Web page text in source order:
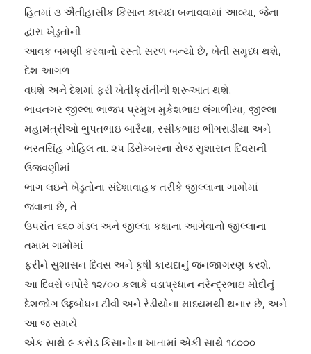
હિતમાં ૩ ઐતીહાસીક કિસાન કાયદા બનાવવામાં આવ્યા, જેના
દ્વારા ખેડુતોની
આવક બમણી કરવાનો રસ્તો સરળ બન્યો છે, ખેતી સમૃધ્ધ થશે,
દેશ આગળ
વધશે અને દેશમાં ફરી ખેતીક્રાંતીની શરૂઆત થશે.
ભાવનગર જીલ્લા ભાજ૫ પ્રમુખ મુકેશભાઇ લંગાળીયા, જીલ્લા
મહામંત્રીઓ ભુ૫તભાઇ બારૈયા, રસીકભાઇ ભીંગરાડીયા અને
ભરતસિંહ ગોહિલ તા. ૨૫ ડિસેમ્બરના રોજ સુશાસન દિવસની
ઉજવણીમાં
ભાગ લઇને ખેડુતોના સંદેશાવાહક તરીકે જીલ્લાના ગામોમાં
જવાના છે, તે
ઉ૫રાંત ૬૬૦ મંડલ અને જીલ્લા કક્ષાના આગેવાનો જીલ્લાના
તમામ ગામોમાં
ફરીને સુશાસન દિવસ અને કૃષી કાયદાનું જનજાગરણ કરશે.
આ દિવસે બપોરે ૧૨/૦૦ કલાકે વડાપ્રધાન નરેન્દ્રભાઇ મોદીનું
દેશજોગ ઉદ્દબોધન ટીવી અને રેડીયોના માધ્યમથી થનાર છે, અને
આ જ સમયે
એક સાથે ૯ કરોડ કિસાનોના ખાતામાં એકી સાથે ૧૮૦૦૦